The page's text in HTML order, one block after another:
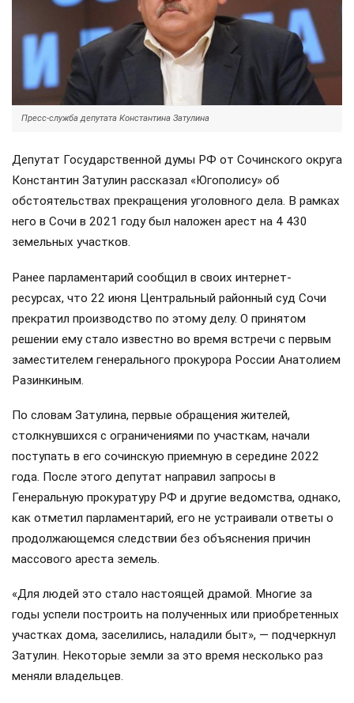
Пресс-служба депутата Константина Затулина
Депутат Государственной думы РФ от Сочинского округа
Константин Затулин рассказал «Югополису» об
обстоятельствах прекращения уголовного дела. В рамках
него в Сочи в 2021 году был наложен арест на 4 430
земельных участков.
Ранее парламентарий сообщил в своих интернет-
ресурсах, что 22 июня Центральный районный суд Сочи
прекратил производство по этому делу. О принятом
решении ему стало известно во время встречи с первым
заместителем генерального прокурора России Анатолием
Разинкиным.
По словам Затулина, первые обращения жителей,
столкнувшихся с ограничениями по участкам, начали
поступать в его сочинскую приемную в середине 2022
года. После этого депутат направил запросы в
Генеральную прокуратуру РФ и другие ведомства, однако,
как отметил парламентарий, его не устраивали ответы о
продолжающемся следствии без объяснения причин
массового ареста земель.
«Для людей это стало настоящей драмой. Многие за
годы успели построить на полученных или приобретенных
участках дома, заселились, наладили быт», — подчеркнул
Затулин. Некоторые земли за это время несколько раз
меняли владельцев.